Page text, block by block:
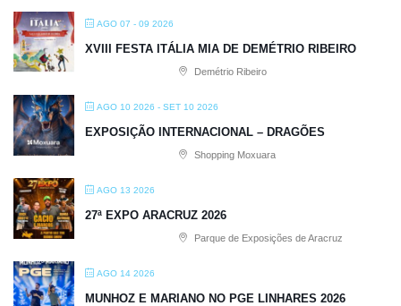
AGO 07 - 09 2026
XVIII FESTA ITÁLIA MIA DE DEMÉTRIO RIBEIRO
Demétrio Ribeiro
AGO 10 2026 - SET 10 2026
EXPOSIÇÃO INTERNACIONAL – DRAGÕES
Shopping Moxuara
AGO 13 2026
27ª EXPO ARACRUZ 2026
Parque de Exposições de Aracruz
AGO 14 2026
MUNHOZ E MARIANO NO PGE LINHARES 2026